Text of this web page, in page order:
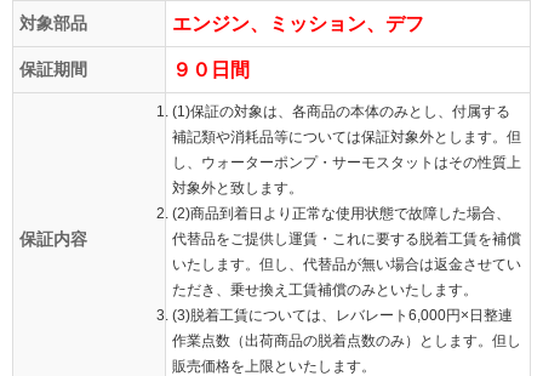
対象部品 エンジン、ミッション、デフ
保証期間 ９０日間
保証内容
(1)保証の対象は、各商品の本体のみとし、付属する
補記類や消耗品等については保証対象外とします。但
し、ウォーターポンプ・サーモスタットはその性質上
対象外と致します。
(2)商品到着日より正常な使用状態で故障した場合、
代替品をご提供し運賃・これに要する脱着工賃を補償
いたします。但し、代替品が無い場合は返金させてい
ただき、乗せ換え工賃補償のみといたします。
(3)脱着工賃については、レバレート6,000円×日整連
作業点数（出荷商品の脱着点数のみ）とします。但し
販売価格を上限といたします。